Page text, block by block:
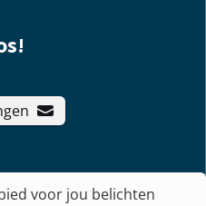
voor jou belichten